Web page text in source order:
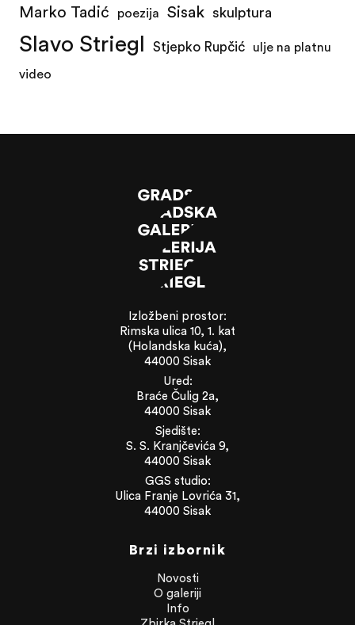
Marko Tadić poezija Sisak skulptura
Slavo Striegl Stjepko Rupčić ulje na platnu
video
Izložbeni prostor:
Rimska ulica 10, 1. kat
(Holandska kuća),
44000 Sisak
Ured:
Braće Čulig 2a,
44000 Sisak
Sjedište:
S. S. Kranjčevića 9,
44000 Sisak
GGS studio:
Ulica Franje Lovrića 31,
44000 Sisak
Brzi izbornik
Novosti
O galeriji
Info